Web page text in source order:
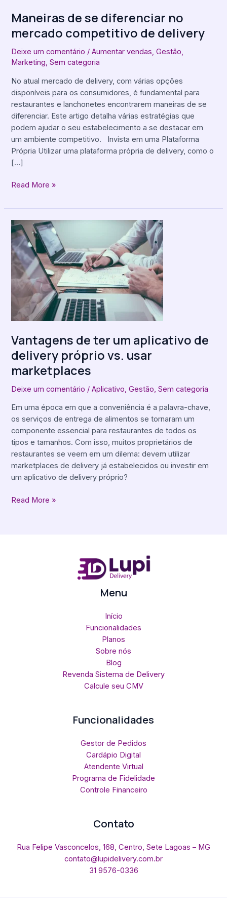
Maneiras de se diferenciar no
mercado competitivo de delivery
Deixe um comentário /Aumentar vendas,Gestão,
Marketing,Sem categoria
No atual mercado de delivery, com várias opções
disponíveis para os consumidores, é fundamental para
restaurantes e lanchonetes encontrarem maneiras de se
diferenciar. Este artigo detalha várias estratégias que
podem ajudar o seu estabelecimento a se destacar em
um ambiente competitivo. Invista em uma Plataforma
Própria Utilizar uma plataforma própria de delivery, como o
[…]
Read More »
Vantagens de ter um aplicativo de
delivery próprio vs. usar
marketplaces
Deixe um comentário /Aplicativo ,Gestão ,Sem categoria
Em uma época em que a conveniência é a palavra-chave,
os serviços de entrega de alimentos se tornaram um
componente essencial para restaurantes de todos os
tipos e tamanhos. Com isso, muitos proprietários de
restaurantes se veem em um dilema: devem utilizar
marketplaces de delivery já estabelecidos ou investir em
um aplicativo de delivery próprio?
Vantagens
de
ter
um
aplicativo
de
delivery
próprio
vs.
marketplaces
Read More »
Menu
Início
Funcionalidades
Planos
Sobre nós
Blog
Revenda Sistema de Delivery
Calcule seu CMV
Funcionalidades
Gestor de Pedidos
Cardápio Digital
Atendente Virtual
Programa de Fidelidade
Controle Financeiro
Contato
Rua Felipe Vasconcelos, 168, Centro, Sete Lagoas – MG
contato@lupidelivery.com.br
31 9576-0336